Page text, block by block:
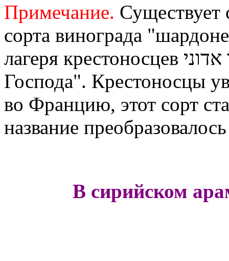
Примечание. Существует
сорта винограда
Господа". Крестоносцы
во Францию, этот сорт
название
В сирийском